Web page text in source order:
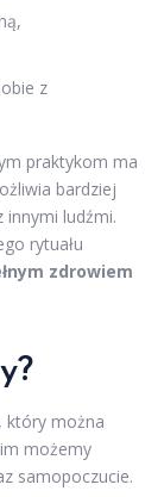
z
praktykom ma
bardziej
ludźmi.
rytuału
zdrowiem
który można
możemy
samopoczucie.